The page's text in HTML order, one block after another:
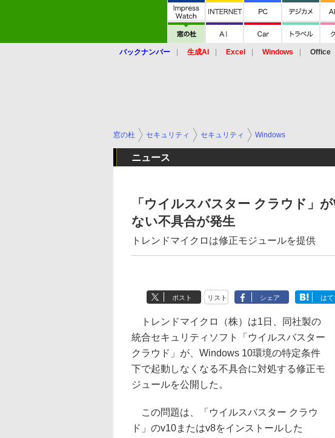
バックナンバー 生成AI Excel Windows Office
窓の杜 セキュリティ セキュリティ Windows
ニュース
「ウイルスバスター クラウド」
ない不具合が発生
トレンドマイクロは修正モジュールを提供
ポスト リスト シェア はて
トレンドマイクロ（株）は1日、同社製の
統合セキュリティソフト「ウイルスバスター
クラウド」が、Windows 10環境の特定条件
下で起動しなくなる不具合に対処する修正モ
ジュールを公開した。
この問題は、「ウイルスバスター クラウ
ド」のv10またはv8をインストールした